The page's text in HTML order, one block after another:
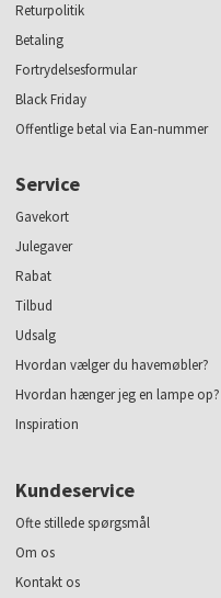
Returpolitik
Betaling
Fortrydelsesformular
Black Friday
Offentlige betal via Ean-nummer
Service
Gavekort
Julegaver
Rabat
Tilbud
Udsalg
Hvordan vælger du havemøbler?
Hvordan hænger jeg en lampe op?
Inspiration
Kundeservice
Ofte stillede spørgsmål
Om os
Kontakt os